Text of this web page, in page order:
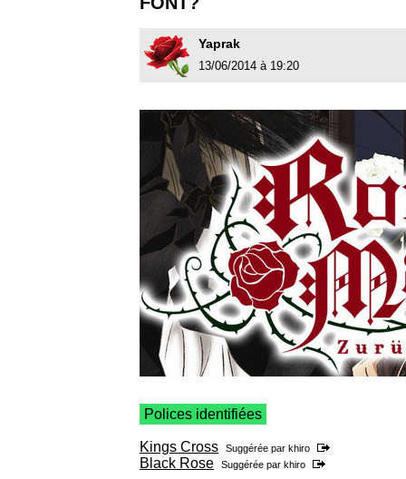
Yaprak
13/06/2014 à 19:20
Polices identifiées
Kings Cross Suggérée par khiro
Black Rose Suggérée par khiro